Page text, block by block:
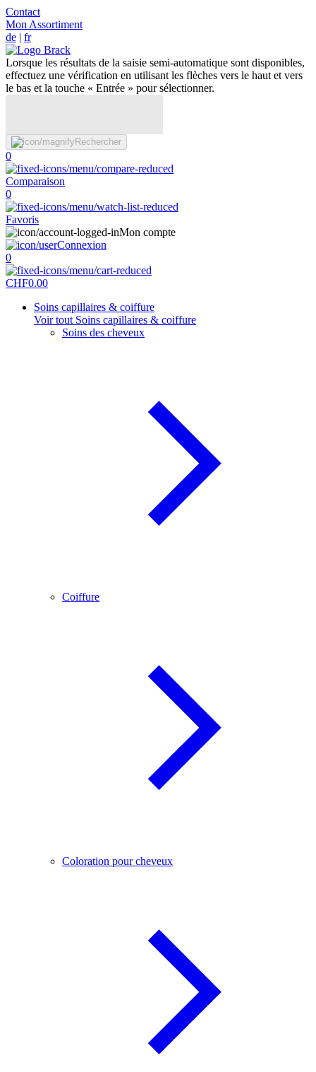
Contact
Mon Assortiment
de | fr
Lorsque les résultats de la saisie semi-automatique sont disponibles,
effectuez une vérification en utilisant les flèches vers le haut et vers
le bas et la touche « Entrée » pour sélectionner.
Rechercher
0
Comparaison
0
Favoris
Mon compte
Connexion
0
CHF0.00
Soins capillaires & coiffure
Voir tout Soins capillaires & coiffure
Soins des cheveux
Coiffure
Coloration pour cheveux